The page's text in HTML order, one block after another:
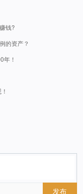
钱?
的资产？
年！
发布